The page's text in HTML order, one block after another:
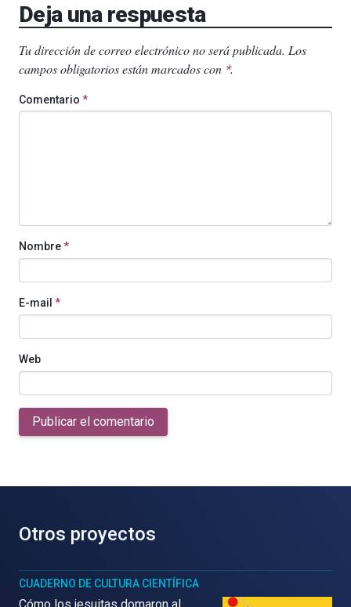
Deja una respuesta
Tu dirección de correo electrónico no será publicada. Los
campos obligatorios están marcados con *.
Comentario *
Nombre*
E-mail *
Web
Publicar el comentario
Otros proyectos
CUADERNO DE CULTURA CIENTÍFICA